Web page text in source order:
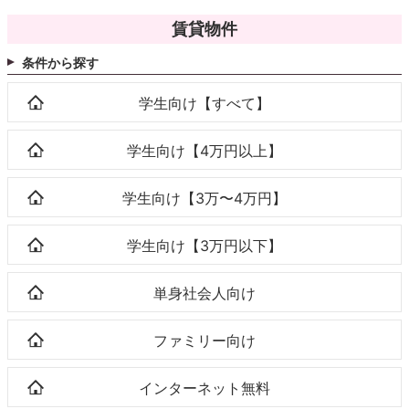
賃貸物件
条件から探す
学生向け【すべて】
学生向け【4万円以上】
学生向け【3万〜4万円】
学生向け【3万円以下】
単身社会人向け
ファミリー向け
インターネット無料